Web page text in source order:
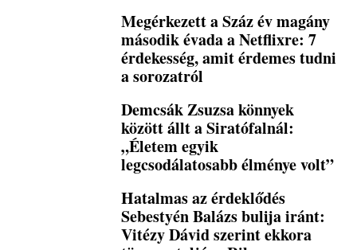
Megérkezett a Száz év magány
második évada a Netflixre: 7
érdekesség, amit érdemes tudni
a sorozatról
Demcsák Zsuzsa könnyek
között állt a Siratófalnál:
„Életem egyik
legcsodálatosabb élménye volt”
Hatalmas az érdeklődés
Sebestyén Balázs bulija iránt:
Vitézy Dávid szerint ekkora